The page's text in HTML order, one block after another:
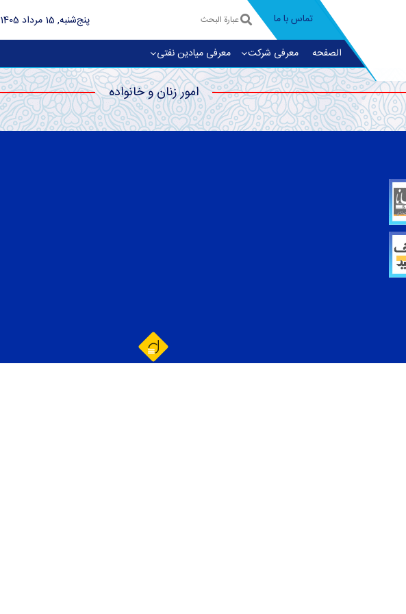
تماس با ما پنج‌شنبه, 15 مرداد 1405
الصفحه معرفی شرکت معرفی میادین نفتی
امور زنان و خانواده